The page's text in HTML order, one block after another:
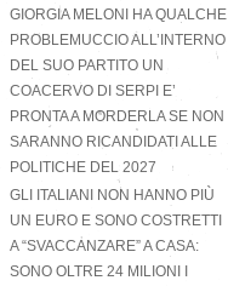
GIORGIA MELONI HA QUALCHE
PROBLEMUCCIO ALL’INTERNO
DEL SUO PARTITO UN
COACERVO DI SERPI E’
PRONTA A MORDERLA SE NON
SARANNO RICANDIDATI ALLE
POLITICHE DEL 2027
GLI ITALIANI NON HANNO PIÙ
UN EURO E SONO COSTRETTI
A “SVACCANZARE” A CASA:
SONO OLTRE 24 MILIONI I